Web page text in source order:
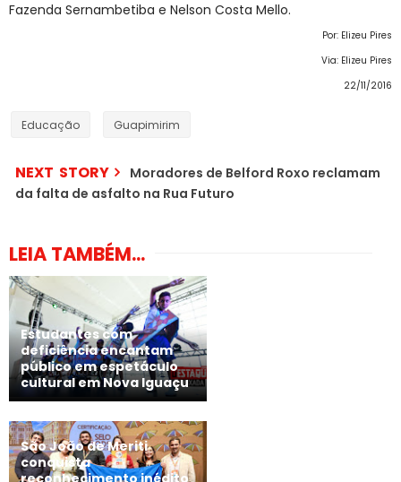
Fazenda Sernambetiba e Nelson Costa Mello.
Por: Elizeu Pires
Via: Elizeu Pires
22/11/2016
Educação Guapimirim
NEXT STORY
Moradores de Belford Roxo reclamam
da falta de asfalto na Rua Futuro
LEIA TAMBÉM...
Estudantes com
deficiência encantam
público em espetáculo
cultural em Nova Iguaçu
São João de Meriti
conquista